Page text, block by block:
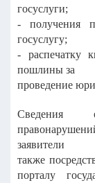
госуслуги;
- получения
госуслугу;
- распечатку
пошлины за
проведение
Сведения
заявители
также
порталу